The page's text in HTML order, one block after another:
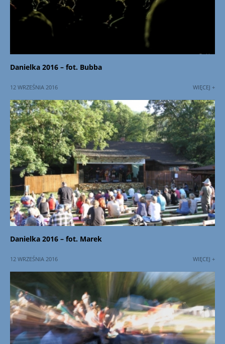
Danielka 2016 – fot. Bubba
12 WRZEŚNIA 2016 WIĘCEJ +
Danielka 2016 – fot. Marek
12 WRZEŚNIA 2016 WIĘCEJ +